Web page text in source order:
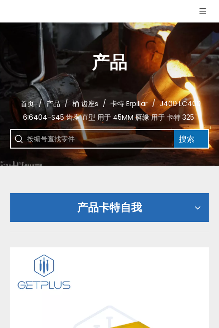
产品
首页 / 产品 / 桶 齿座s / 卡特 Erpillar / J400 LC400
6I6404-S45 齿座 直型 用于 45MM 唇缘 用于 卡特 325
搜索
产品卡特自我